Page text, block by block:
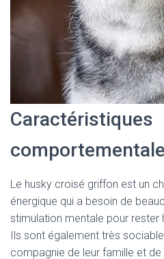
Caractéristiques
Le husky croisé griffon est un
énergique qui a besoin de
stimulation mentale pour rester
Ils sont également très
compagnie de leur famille et